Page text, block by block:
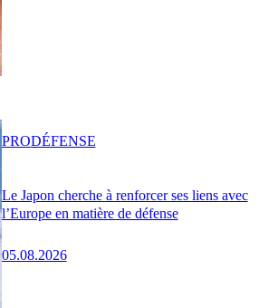
Le Japon cherche à renforcer ses liens avec
l’Europe en matière de défense
05.08.2026
PRODÉFENSE